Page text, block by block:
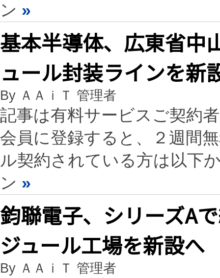
ン »
基本半導体、広東省中
ュール封装ラインを新
By ＡＡｉＴ 管理者
記事は有料サービスご契約
会員に登録すると、２週間
ル契約されている方は以下
ン »
鈞聯電子、シリーズA
ジュール工場を新設へ
By ＡＡｉＴ 管理者